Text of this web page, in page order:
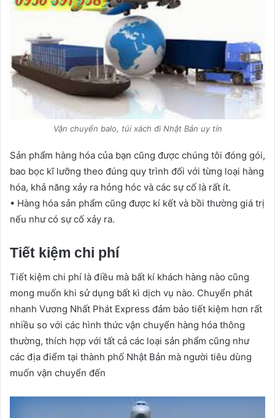
Vận chuyển balo, túi xách đi Nhật Bản uy tín
Sản phẩm hàng hóa của bạn cũng được chúng tôi đóng gói,
bao bọc kĩ lưỡng theo đúng quy trình đối với từng loại hàng
hóa, khả năng xảy ra hỏng hóc và các sự cố là rất ít.
• Hàng hóa sản phẩm cũng được kí kết và bồi thường giá trị
nếu như có sự cố xảy ra.
Tiết kiệm chi phí
Tiết kiệm chi phí là điều mà bất kí khách hàng nào cũng
mong muốn khi sử dụng bất kì dịch vụ nào. Chuyển phát
nhanh Vương Nhất Phát Express đảm bảo tiết kiệm hơn rất
nhiều so với các hình thức vận chuyển hàng hóa thông
thường, thích hợp với tất cả các loại sản phẩm cũng như
các địa điểm tại thành phố Nhật Bản mà người tiêu dùng
muốn vận chuyển đến